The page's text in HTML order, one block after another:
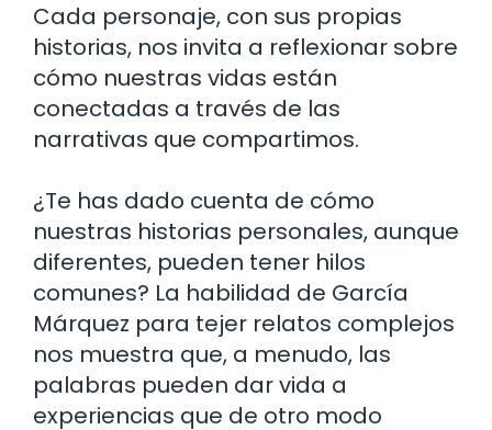
Cada personaje, con sus propias
historias, nos invita a reflexionar sobre
cómo nuestras vidas están
conectadas a través de las
narrativas que compartimos.
¿Te has dado cuenta de cómo
nuestras historias personales, aunque
diferentes, pueden tener hilos
comunes? La habilidad de García
Márquez para tejer relatos complejos
nos muestra que, a menudo, las
palabras pueden dar vida a
experiencias que de otro modo